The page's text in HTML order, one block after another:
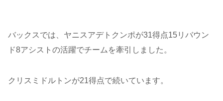
バックスでは、ヤニスアデトクンポが31得点15リバウン
ド8アシストの活躍でチームを牽引しました。
クリスミドルトンが21得点で続いています。